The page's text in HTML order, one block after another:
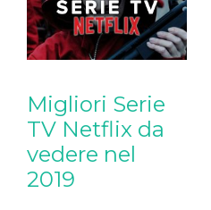
è […]
Migliori Serie
TV Netflix da
vedere nel
2019